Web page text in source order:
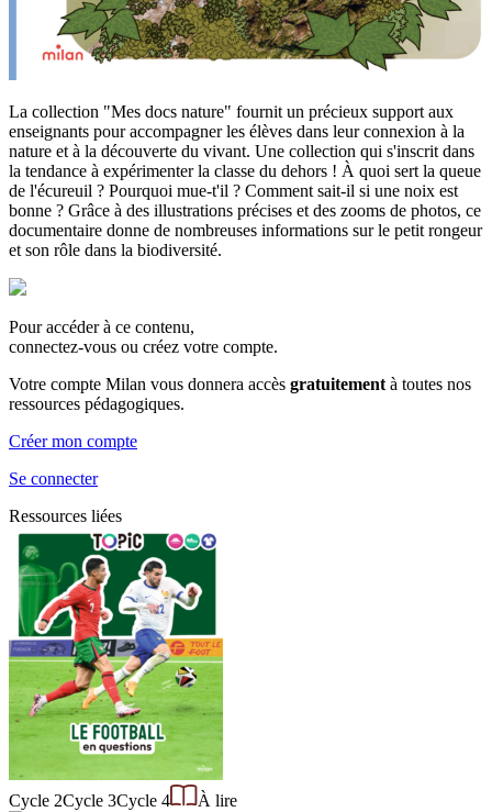
La collection "Mes docs nature" fournit un précieux support aux
enseignants pour accompagner les élèves dans leur connexion à la
nature et à la découverte du vivant. Une collection qui s'inscrit dans
la tendance à expérimenter la classe du dehors ! À quoi sert la queue
de l'écureuil ? Pourquoi mue-t'il ? Comment sait-il si une noix est
bonne ? Grâce à des illustrations précises et des zooms de photos, ce
documentaire donne de nombreuses informations sur le petit rongeur
et son rôle dans la biodiversité.
Pour accéder à ce contenu,
connectez-vous ou créez votre compte.
Votre compte Milan vous donnera accès gratuitement à toutes nos
ressources pédagogiques.
Créer mon compte
Se connecter
Ressources liées
Cycle 2Cycle 3Cycle 4 À lire